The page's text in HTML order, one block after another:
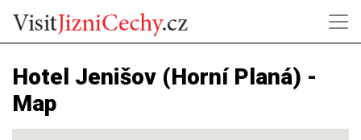
Hotel Jenišov (Horní Planá) -
Map